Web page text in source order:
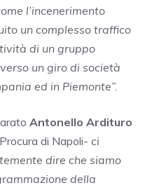
l’incenerimento
un complesso traffico
di un gruppo
un giro di società
ed in Piemonte”.
Antonello Ardituro
di Napoli- ci
dire che siamo
della